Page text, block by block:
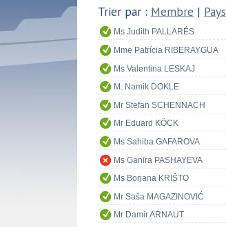
Trier par : Membre | Pays
Ms Judith PALLARÉS
Mme Patrícia RIBERAYGUA
Ms Valentina LESKAJ
M. Namik DOKLE
Mr Stefan SCHENNACH
Mr Eduard KÖCK
Ms Sahiba GAFAROVA
Ms Ganira PASHAYEVA
Ms Borjana KRIŠTO
Mr Saša MAGAZINOVIĆ
Mr Damir ARNAUT